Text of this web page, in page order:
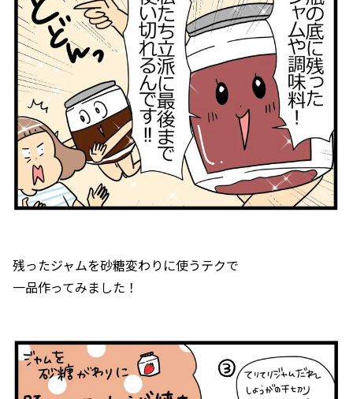
残ったジャムを砂糖変わりに使うテクで
一品作ってみました！